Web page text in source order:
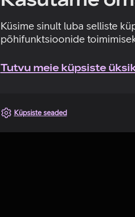
Küsime sinult luba selliste
põhifunktsioonide
Tutvu meie küpsiste
Küpsiste seaded